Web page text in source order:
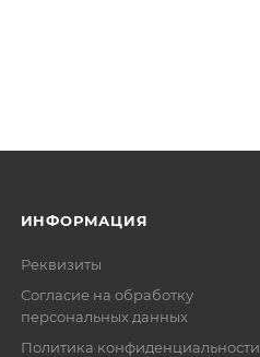
ИНФОРМАЦИЯ
Реквизиты
Соглаcие на обработку
персональных данных
Политика конфиденциальности